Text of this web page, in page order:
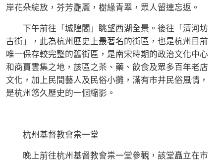
岸花朵綻放，芬芳艷麗，樹緣青翠，眾人留連忘返。
下午前往「城隍閣」眺望西湖全景。後往「清河坊
古街」，此為杭州歷史上最著名的街區，也是杭州目前
唯一保存較完整的舊街區，是南宋時期的政治文化中心
和商賈雲集之地，該區之茶、藥、飲食及眾多百年老店
文化，加上民間藝人及民俗小攤，滿有市井民俗風情，
是杭州悠久歷史的一個縮影。
杭州基督教會祟一堂
晚上前往杭州基督教會祟一堂參觀，該堂矗立在市